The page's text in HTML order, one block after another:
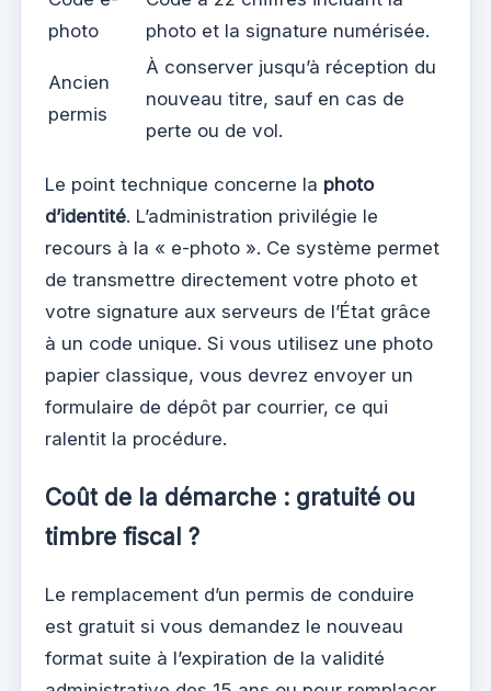
photo
photo et la signature numérisée.
Ancien
permis
À conserver jusqu’à réception du
nouveau titre, sauf en cas de
perte ou de vol.
Le point technique concerne la photo
d’identité. L’administration privilégie le
recours à la « e-photo ». Ce système permet
de transmettre directement votre photo et
votre signature aux serveurs de l’État grâce
à un code unique. Si vous utilisez une photo
papier classique, vous devrez envoyer un
formulaire de dépôt par courrier, ce qui
ralentit la procédure.
Coût de la démarche : gratuité ou
timbre fiscal ?
Le remplacement d’un permis de conduire
est gratuit si vous demandez le nouveau
format suite à l’expiration de la validité